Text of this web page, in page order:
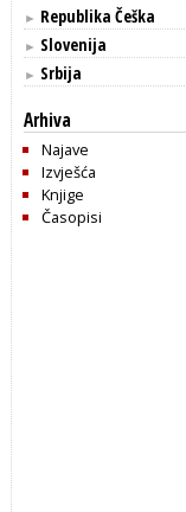
► Republika Češka
► Slovenija
► Srbija
Arhiva
Najave
Izvješća
Knjige
Časopisi